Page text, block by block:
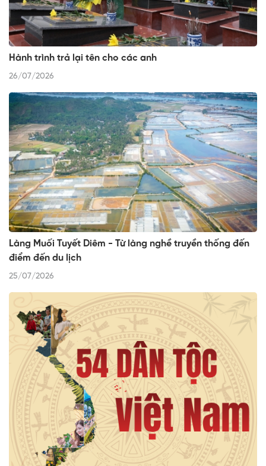
Hành trình trả lại tên cho các anh
26/07/2026
Làng Muối Tuyết Diêm - Từ làng nghề truyền thống đến
điểm đến du lịch
25/07/2026